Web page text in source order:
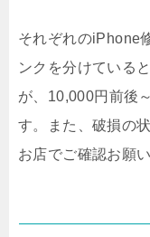
それぞれのiPhone
ンクを分けている
が、10,000円前後
す。また、破損の
お店でご確認お願い